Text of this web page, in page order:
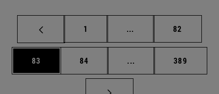
Página
1 ... Páginas intermedias
Página
82
Página
83 Página
84 ... Páginas intermedias
Página
389